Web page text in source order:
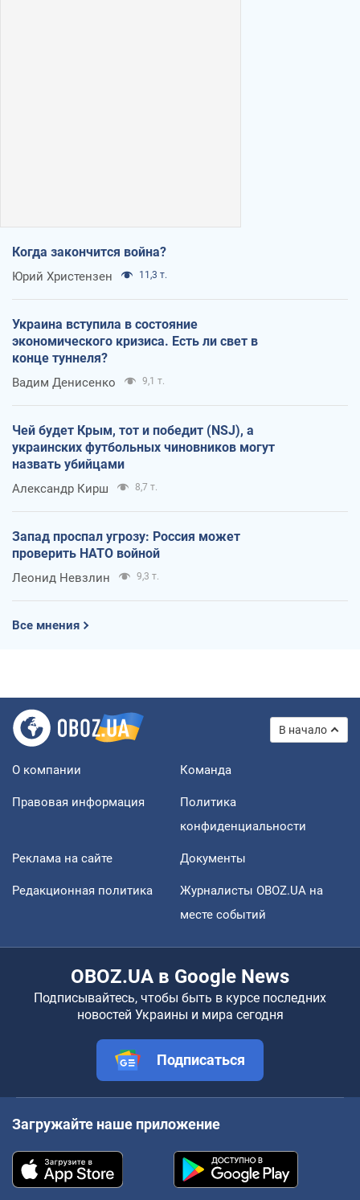
Когда закончится война?
Юрий Христензен 11,3 т.
Украина вступила в состояние
экономического кризиса. Есть ли свет в
конце туннеля?
Вадим Денисенко 9,1 т.
Чей будет Крым, тот и победит (NSJ), а
украинских футбольных чиновников могут
назвать убийцами
Александр Кирш 8,7 т.
Запад проспал угрозу: Россия может
проверить НАТО войной
Леонид Невзлин 9,3 т.
Все мнения
В начало
О компании Команда
Правовая информация
Политика
конфиденциальности
Реклама на сайте Документы
Редакционная политика
Журналисты OBOZ.UA на
месте событий
OBOZ.UA в Google News
Подписывайтесь, чтобы быть в курсе последних
новостей Украины и мира сегодня
Подписаться
Загружайте наше приложение